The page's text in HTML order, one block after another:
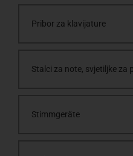
Pribor za klavijature
Stalci za note, svjetiljke za
Stimmgeräte